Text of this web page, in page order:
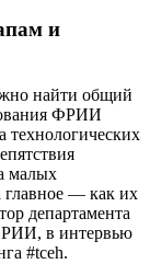
и
найти общий
ФРИИ
технологических
малых
главное — как их
департамента
в интервью
#tceh.